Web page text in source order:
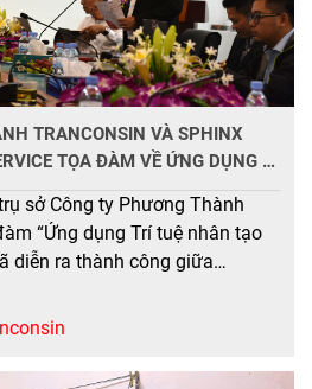
TRANCONSIN VÀ SPHINX
TỌA ĐÀM VỀ ỨNG DỤNG AI
sở Công ty Phương Thành
“Ứng dụng Trí tuệ nhân tạo
diễn ra thành công giữa
và Công ty Cổ phần Sphinx
tọa đàm, đại diện Sphinx
phần trình bày về […]